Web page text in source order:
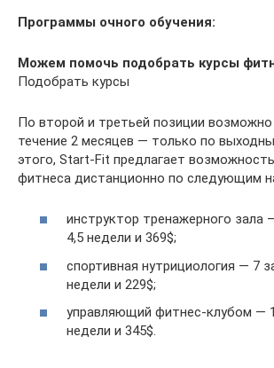
Программы очного обучения:
Можем помочь подобрать курсы
Подобрать курсы
По второй и третьей позиции возможно
течение 2 месяцев — только по
этого, Start-Fit предлагает
фитнеса дистанционно по следующим
инструктор тренажерного зала
4,5 недели и 369$;
спортивная нутрициология — 7
недели и 229$;
управляющий фитнес-клубом —
недели и 345$.